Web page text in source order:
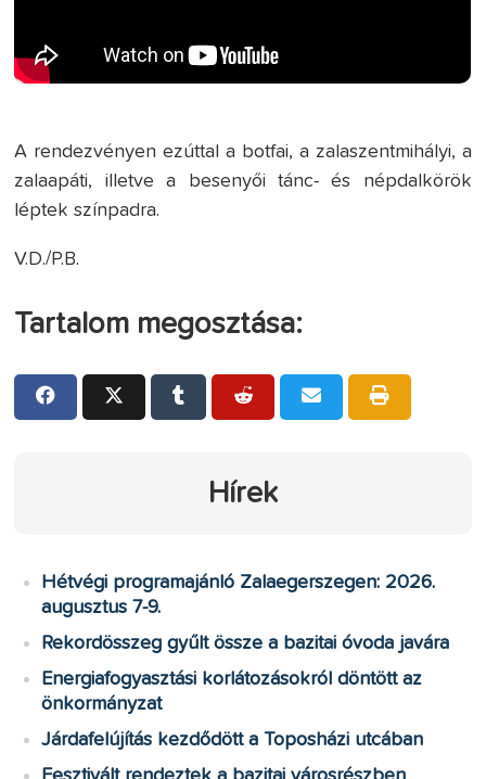
A rendezvényen ezúttal a botfai, a zalaszentmihályi, a
zalaapáti, illetve a besenyői tánc- és népdalkörök
léptek színpadra.
V.D./P.B.
Tartalom megosztása:
Hírek
Hétvégi programajánló Zalaegerszegen: 2026.
augusztus 7-9.
Rekordösszeg gyűlt össze a bazitai óvoda javára
Energiafogyasztási korlátozásokról döntött az
önkormányzat
Járdafelújítás kezdődött a Toposházi utcában